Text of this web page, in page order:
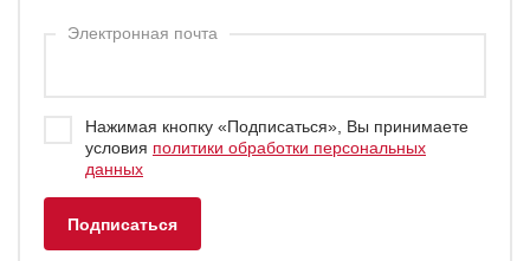
Электронная почта
Нажимая кнопку «Подписаться», Вы принимаете
условия политики обработки персональных
данных